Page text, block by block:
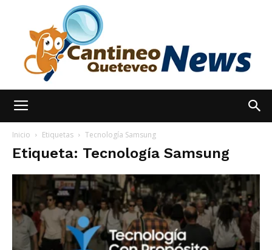
hoy
Inicio Etiquetas Tecnología Samsung
Etiqueta: Tecnología Samsung